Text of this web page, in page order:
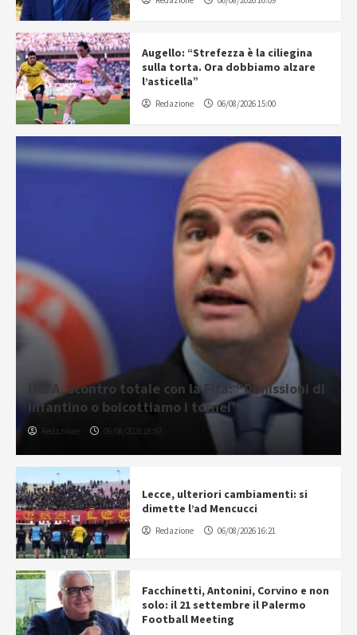
Augello: “Strefezza è la ciliegina
sulla torta. Ora dobbiamo alzare
l’asticella”
Redazione 06/08/2026 15:00
UEFA, scontro totale con la Fifa: “Dimissioni di
Infantino o boicottiamo i tornei”
Redazione 06/08/2026 18:57
Lecce, ulteriori cambiamenti: si
dimette l’ad Mencucci
Redazione 06/08/2026 16:21
Facchinetti, Antonini, Corvino e non
solo: il 21 settembre il Palermo
Football Meeting